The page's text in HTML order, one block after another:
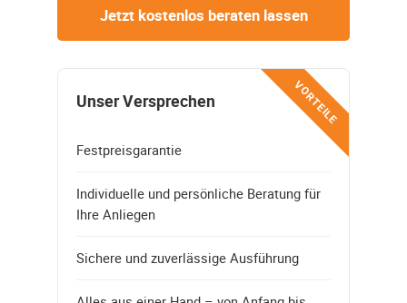
Jetzt kostenlos beraten lassen
VORTEILE
Unser Versprechen
Festpreisgarantie
Individuelle und persönliche Beratung für
Ihre Anliegen
Sichere und zuverlässige Ausführung